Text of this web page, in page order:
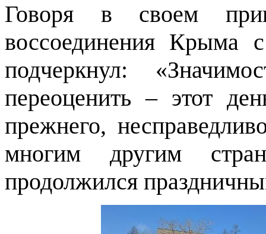
Говоря в своем
воссоединения Крыма
подчеркнул:
переоценить – этот
прежнего,
многим другим
продолжился